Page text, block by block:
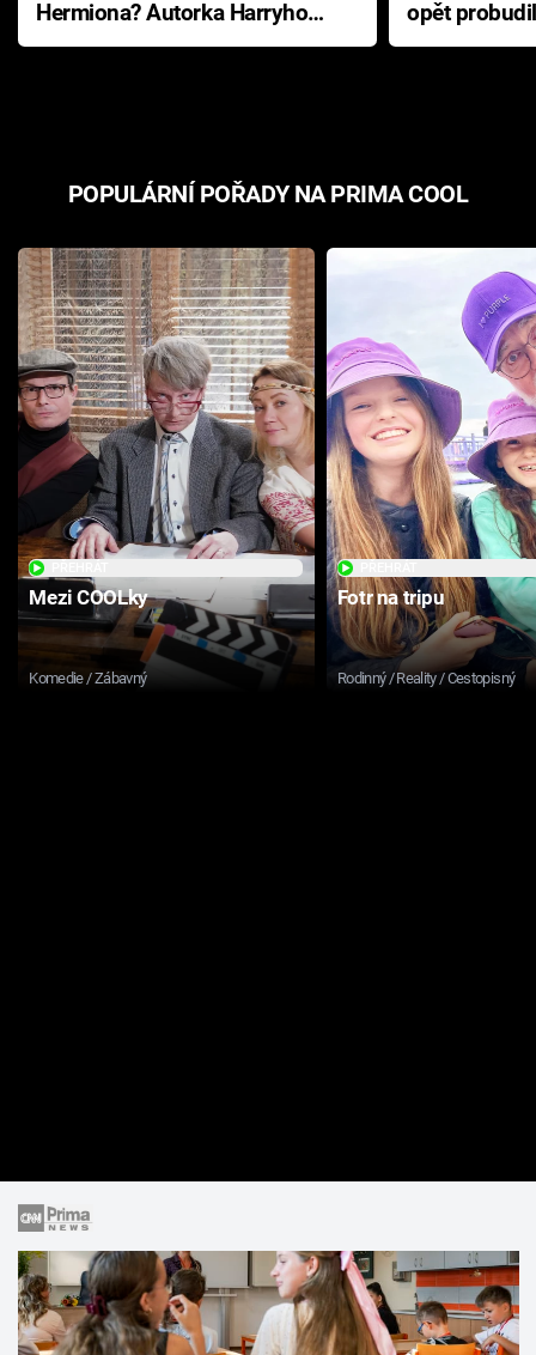
Hermiona? Autorka Harryho
Pottera přišla s ráznou
opět
přichází s
POPULÁRNÍ POŘADY NA PRIMA COOL
Mezi COOLky
Komedie / Zábavný
Fotr na tripu
Rodinný / Reality / Cestopisný